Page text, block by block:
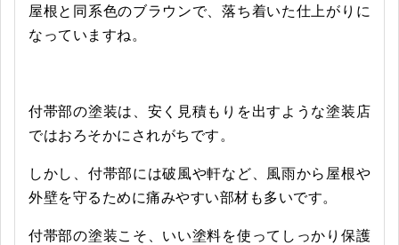
屋根と同系色のブラウンで、落ち着いた仕上がりに
なっていますね。
付帯部の塗装は、安く見積もりを出すような塗装店
ではおろそかにされがちです。
しかし、付帯部には破風や軒など、風雨から屋根や
外壁を守るために痛みやすい部材も多いです。
付帯部の塗装こそ、いい塗料を使ってしっかり保護